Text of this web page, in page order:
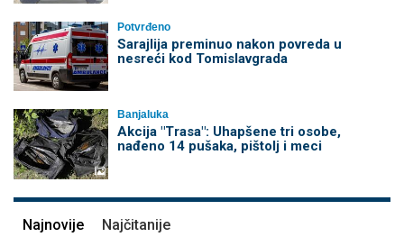
Potvrđeno
Sarajlija preminuo nakon povreda u
nesreći kod Tomislavgrada
Banjaluka
Akcija "Trasa": Uhapšene tri osobe,
nađeno 14 pušaka, pištolj i meci
Najnovije Najčitanije